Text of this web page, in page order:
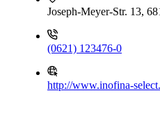
Joseph-Meyer-Str. 13,
(0621) 123476-0
http://www.inofina-